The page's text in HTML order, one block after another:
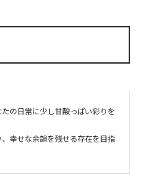
の日常に少し甘酸っぱい彩りを
幸せな余韻を残せる存在を目指